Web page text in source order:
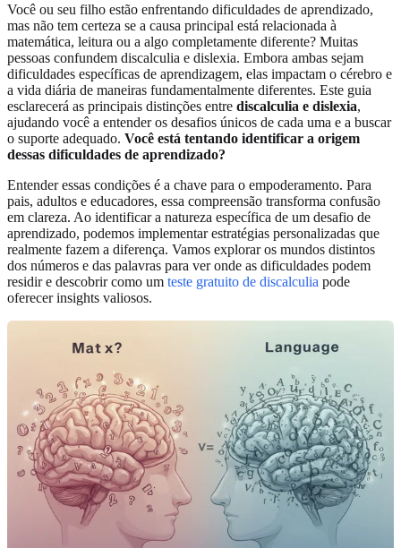
Você ou seu filho estão enfrentando dificuldades de aprendizado,
mas não tem certeza se a causa principal está relacionada à
matemática, leitura ou a algo completamente diferente? Muitas
pessoas confundem discalculia e dislexia. Embora ambas sejam
dificuldades específicas de aprendizagem, elas impactam o cérebro e
a vida diária de maneiras fundamentalmente diferentes. Este guia
esclarecerá as principais distinções entre discalculia e dislexia,
ajudando você a entender os desafios únicos de cada uma e a buscar
o suporte adequado. Você está tentando identificar a origem
dessas dificuldades de aprendizado?
Entender essas condições é a chave para o empoderamento. Para
pais, adultos e educadores, essa compreensão transforma confusão
em clareza. Ao identificar a natureza específica de um desafio de
aprendizado, podemos implementar estratégias personalizadas que
realmente fazem a diferença. Vamos explorar os mundos distintos
dos números e das palavras para ver onde as dificuldades podem
residir e descobrir como um teste gratuito de discalculia pode
oferecer insights valiosos.